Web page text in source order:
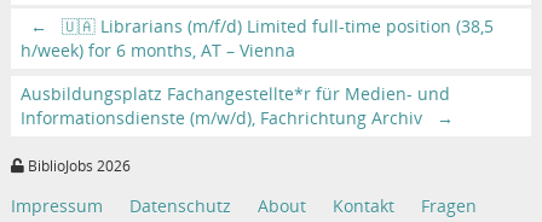
←
🇺🇦 Librarians (m/f/d) Limited full-time position (38,5
h/week) for 6 months, AT – Vienna
Ausbildungsplatz Fachangestellte*r für Medien- und
Informationsdienste (m/w/d), Fachrichtung Archiv
→
BiblioJobs 2026
Impressum Datenschutz About Kontakt Fragen